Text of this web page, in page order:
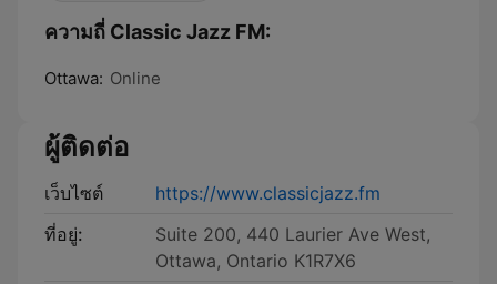
ความถี่ Classic Jazz FM:
Ottawa: Online
ผู้ติดต่อ
เว็บไซต์
https://www.classicjazz.fm
ที่อยู่:
Suite 200, 440 Laurier Ave West,
Ottawa, Ontario K1R7X6